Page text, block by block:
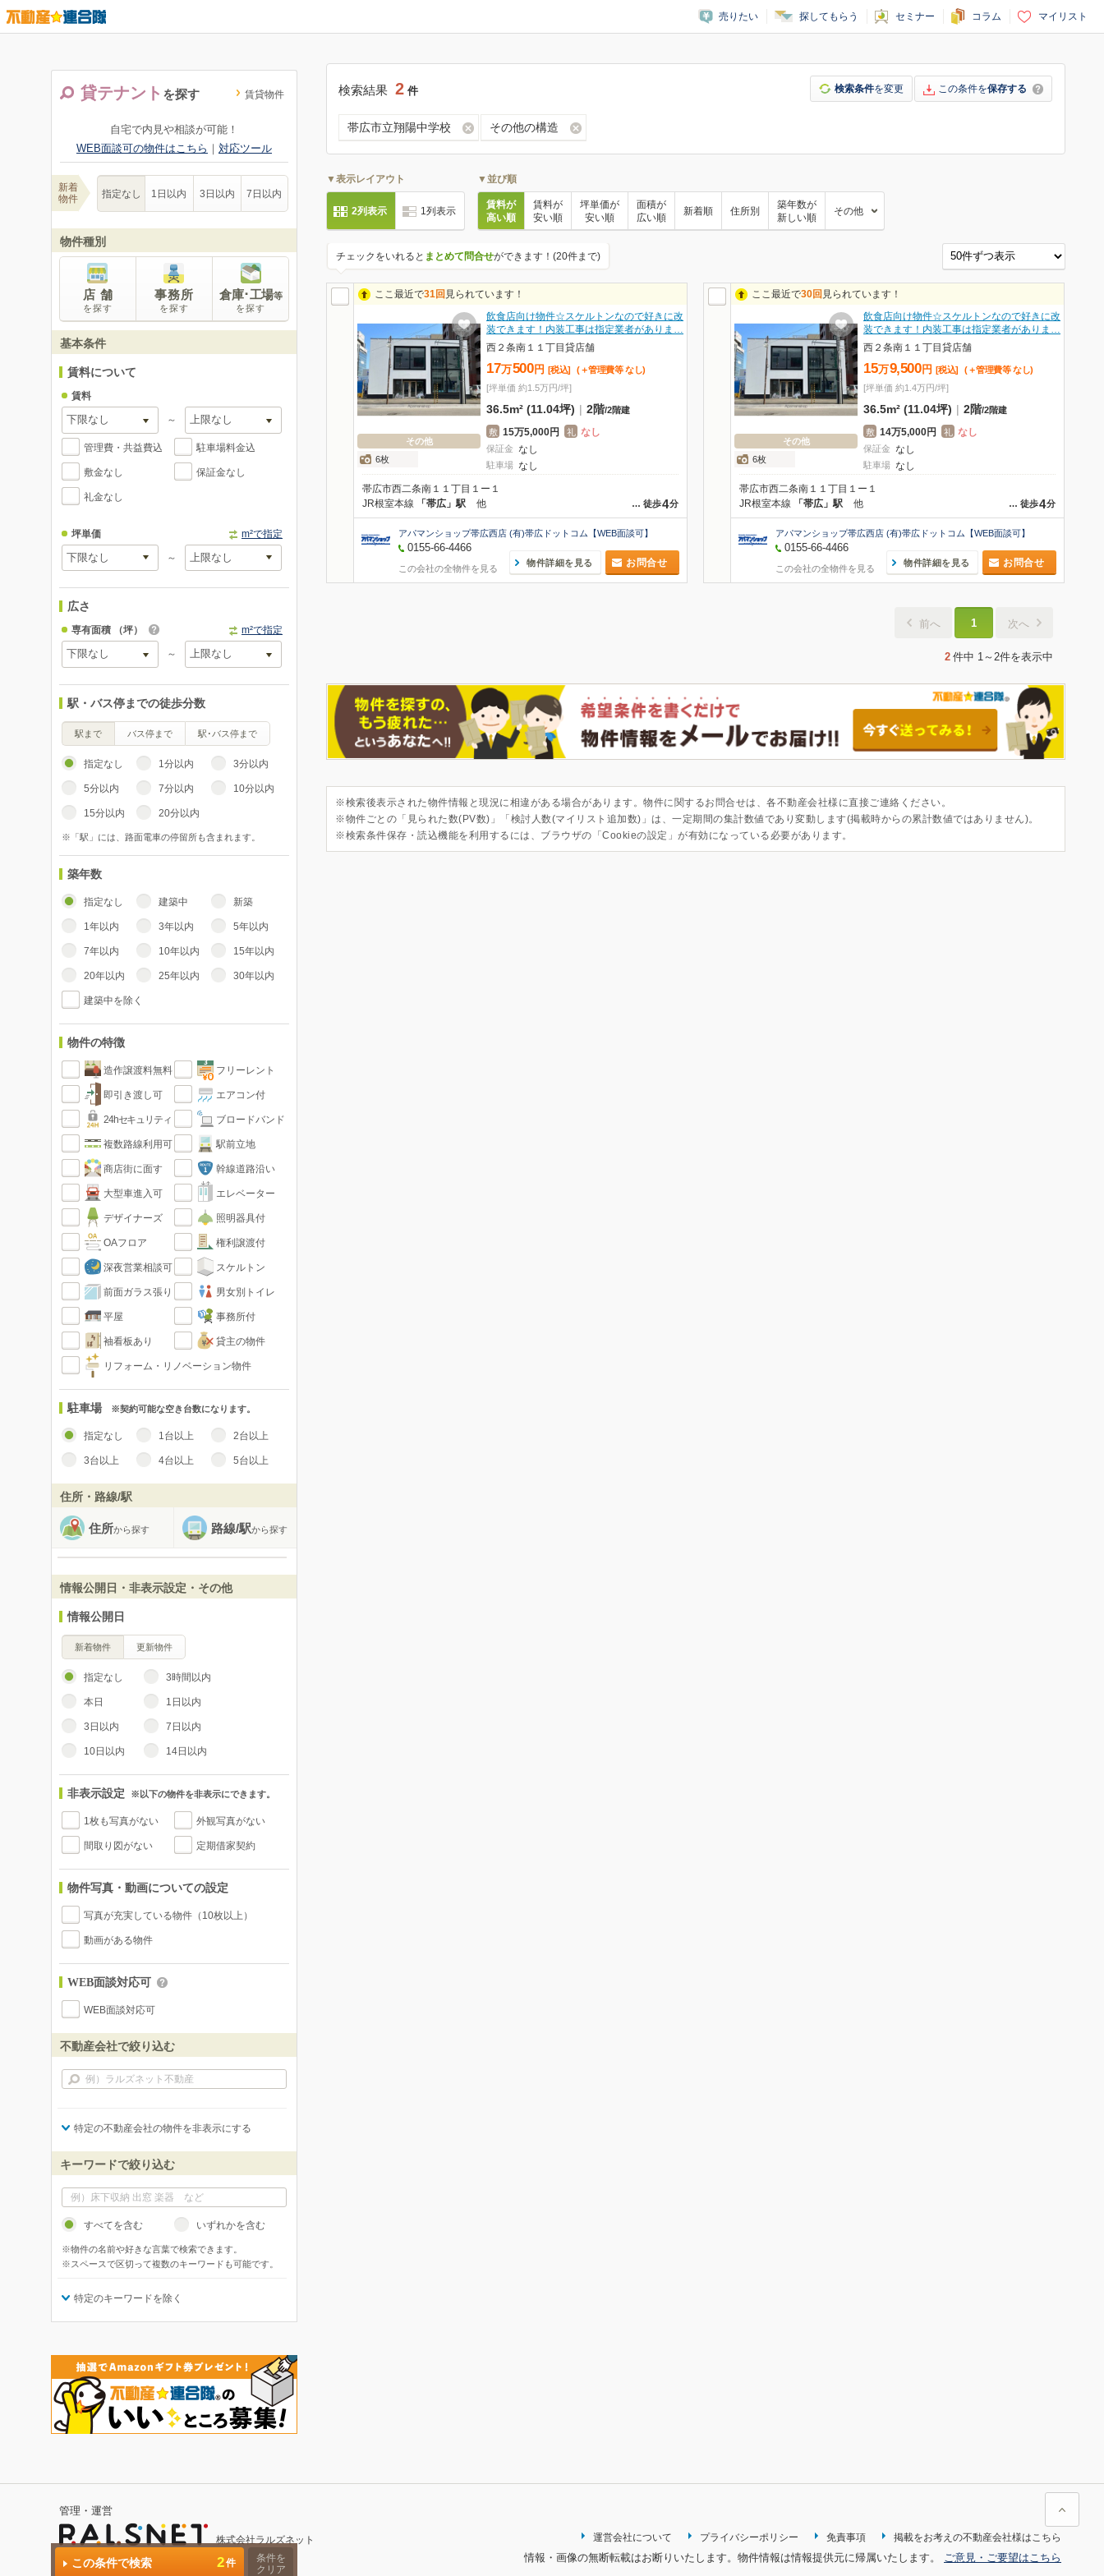
売りたい 探してもらう セミナー コラム マイリスト
貸テナント を探す 賃貸物件
自宅で内見や相談が可能！
WEB面談可の物件はこちら ｜ 対応ツール
新着
物件
指定なし 1日以内 3日以内 7日以内
物件種別
店 舗
を探す
事務所
を探す
倉庫･工場等
を探す
基本条件
賃料について
賃料
～
管理費・共益費込 駐車場料金込
敷金なし 保証金なし
礼金なし
坪単価 m²で指定
～
広さ
専有面積 （坪） m²で指定
～
駅・バス停までの徒歩分数
駅まで バス停まで 駅･バス停まで
指定なし 1分以内 3分以内
5分以内 7分以内 10分以内
15分以内 20分以内
※「駅」には、路面電車の停留所も含まれます。
築年数
指定なし 建築中 新築
1年以内 3年以内 5年以内
7年以内 10年以内 15年以内
20年以内 25年以内 30年以内
建築中を除く
物件の特徴
造作譲渡料無料 フリーレント
即引き渡し可 エアコン付
24hセキュリティ ブロードバンド
複数路線利用可 駅前立地
商店街に面す 幹線道路沿い
大型車進入可 エレベーター
デザイナーズ 照明器具付
OAフロア 権利譲渡付
深夜営業相談可 スケルトン
前面ガラス張り 男女別トイレ
平屋 事務所付
袖看板あり 貸主の物件
リフォーム・リノベーション物件
駐車場 ※契約可能な空き台数になります。
指定なし 1台以上 2台以上
3台以上 4台以上 5台以上
住所・路線/駅
住所から探す 路線/駅から探す
情報公開日・非表示設定・その他
情報公開日
新着物件 更新物件
指定なし 3時間以内
本日 1日以内
3日以内 7日以内
10日以内 14日以内
非表示設定 ※以下の物件を非表示にできます。
1枚も写真がない 外観写真がない
間取り図がない 定期借家契約
物件写真・動画についての設定
写真が充実している物件（10枚以上）
動画がある物件
WEB面談対応可
WEB面談対応可
不動産会社で絞り込む
特定の不動産会社の物件を非表示にする
キーワードで絞り込む
すべてを含む いずれかを含む
※物件の名前や好きな言葉で検索できます。
※スペースで区切って複数のキーワードも可能です。
特定のキーワードを除く
この条件で検索 件
2
条件を
クリア
検索結果 2 件 検索条件を変更 この条件を保存する
帯広市立翔陽中学校 その他の構造
▼表示レイアウト
2列表示 1列表示
▼並び順
賃料が
高い順
賃料が
安い順
坪単価が
安い順
面積が
広い順
新着順 住所別
築年数が
新しい順
その他
チェックをいれると まとめて問合せができます！(20件まで)
ここ最近で31回 見られています！
その他
6枚
飲食店向け物件☆スケルトンなので好きに改
装できます！内装工事は指定業者がありま…
西２条南１１丁目貸店舗
17万500 円 [税込] (＋管理費等 なし)
[坪単価 約1.5万円/坪]
36.5m² (11.04坪) | 2階/2階建
敷 15万5,000円 礼 なし
保証金 なし
駐車場 なし
帯広市西二条南１１丁目１ー１
… 徒歩4分
JR根室本線 「帯広」駅 他
アパマンショップ帯広西店 (有)帯広ドットコム【WEB面談可】
0155-66-4466
この会社の全物件を見る
物件詳細を見る お問合せ
ここ最近で30回 見られています！
その他
6枚
飲食店向け物件☆スケルトンなので好きに改
装できます！内装工事は指定業者がありま…
西２条南１１丁目貸店舗
15万9,500 円 [税込] (＋管理費等 なし)
[坪単価 約1.4万円/坪]
36.5m² (11.04坪) | 2階/2階建
敷 14万5,000円 礼 なし
保証金 なし
駐車場 なし
帯広市西二条南１１丁目１ー１
… 徒歩4分
JR根室本線 「帯広」駅 他
アパマンショップ帯広西店 (有)帯広ドットコム【WEB面談可】
0155-66-4466
この会社の全物件を見る
物件詳細を見る お問合せ
前へ 1 次へ
2 件中 1～2件を表示中
※検索後表示された物件情報と現況に相違がある場合があります。物件に関するお問合せは、各不動産会社様に直接ご連絡ください。
※物件ごとの「見られた数(PV数)」「検討人数(マイリスト追加数)」は、一定期間の集計数値であり変動します(掲載時からの累計数値ではありません)。
※検索条件保存・読込機能を利用するには、ブラウザの「Cookieの設定」が有効になっている必要があります。
管理・運営
株式会社ラルズネット
CopyRight (c) RALSNET All rights reserved.
運営会社について プライバシーポリシー 免責事項 掲載をお考えの不動産会社様はこちら
情報・画像の無断転載はお断りいたします。物件情報は情報提供元に帰属いたします。 ご意見・ご要望はこちら